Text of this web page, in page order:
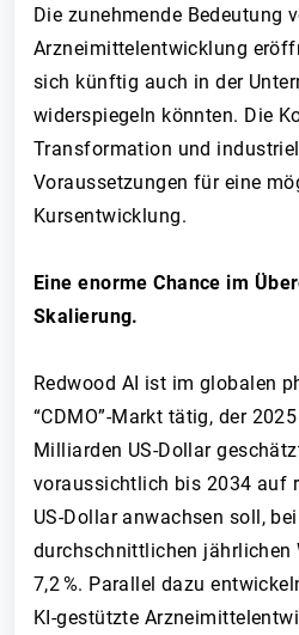
Die zunehmende Bedeutung
Arzneimittelentwicklung
sich künftig auch in der
widerspiegeln könnten. Die
Transformation und
Voraussetzungen für eine
Kursentwicklung.
Eine enorme Chance im
Skalierung.
Redwood AI ist im globalen
“CDMO”-Markt tätig, der
Milliarden US-Dollar
voraussichtlich bis 2034 auf
US-Dollar anwachsen soll,
durchschnittlichen jährlichen
7,2 %. Parallel dazu
KI-gestützte